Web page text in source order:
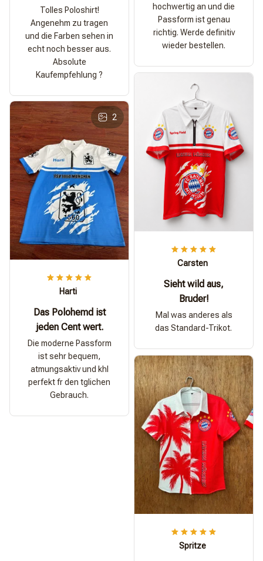
Tolles Poloshirt!
Angenehm zu tragen
und die Farben sehen in
echt noch besser aus.
Absolute
Kaufempfehlung ?
hochwertig an und die
Passform ist genau
richtig. Werde definitiv
wieder bestellen.
Carsten
Sieht wild aus,
Bruder!
Mal was anderes als
das Standard-Trikot.
2
Harti
Das Polohemd ist
jeden Cent wert.
Die moderne Passform
ist sehr bequem,
atmungsaktiv und khl
perfekt fr den tglichen
Gebrauch.
Spritze